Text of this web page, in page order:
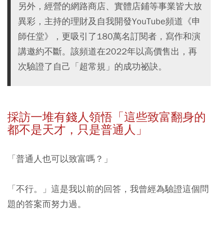
另外，經營的網路商店、實體店鋪等事業皆大放
異彩，主持的理財及自我開發YouTube頻道《申
師任堂》，更吸引了180萬名訂閱者，寫作和演
講邀約不斷。該頻道在2022年以高價售出，再
次驗證了自己「超常規」的成功祕訣。
採訪一堆有錢人領悟「這些致富翻身的
都不是天才，只是普通人」
「普通人也可以致富嗎？」
「不行。」這是我以前的回答，我曾經為驗證這個問
題的答案而努力過。